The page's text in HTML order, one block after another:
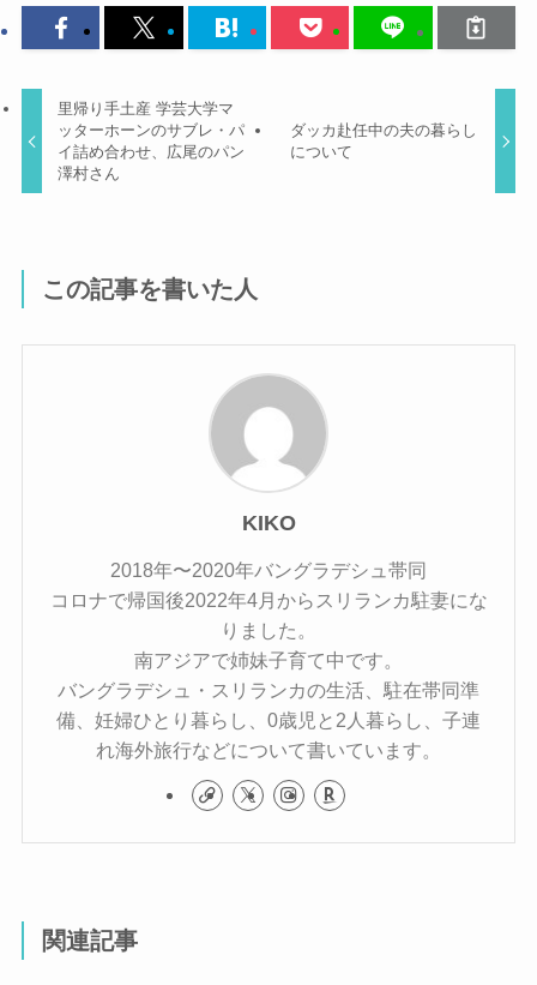
里帰り手土産 学芸大学マ
ッターホーンのサブレ・パ
イ詰め合わせ、広尾のパン
澤村さん
ダッカ赴任中の夫の暮らし
について
この記事を書いた人
KIKO
2018年〜2020年バングラデシュ帯同
コロナで帰国後2022年4月からスリランカ駐妻にな
りました。
南アジアで姉妹子育て中です。
バングラデシュ・スリランカの生活、駐在帯同準
備、妊婦ひとり暮らし、0歳児と2人暮らし、子連
れ海外旅行などについて書いています。
関連記事